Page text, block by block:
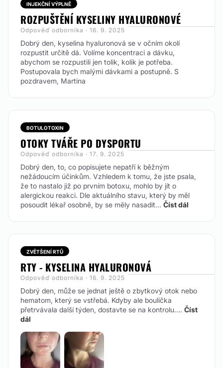
INJEKČNÍ VÝPLNĚ
ROZPUŠTĚNÍ KYSELINY HYALURONOVÉ
Odpověď odborníka · 16. 9. 2025
Dobrý den, kyselina hyaluronová se v očním okolí
rozpustit určitě dá. Volíme koncentraci a dávku,
abychom se rozpustili jen tolik, kolik je potřeba.
Postupovala bych malými dávkami a postupně. S
pozdravem, Martina
BOTULOTOXIN
OTOKY TVÁŘE PO DYSPORTU
Odpověď odborníka · 17. 9. 2025
Dobrý den, to, co popisujete nepatří k běžným
nežádoucím účinkům. Vzhledem k tomu, že jste psala,
že to nastalo již po prvním botoxu, mohlo by jít o
alergickou reakci. Dle aktuálního stavu, který by měl
posoudit lékař osobně, by se měly nasadit... Číst dál
ZVĚTŠENÍ RTŮ
RTY - KYSELINA HYALURONOVÁ
Odpověď odborníka · 16. 9. 2025
Dobrý den, může se jednat ještě o zbytkový otok nebo
hematom, který se vstřebá. Kdyby ale boulička
přetrvávala další týden, dostavte se na kontrolu.... Číst
dál